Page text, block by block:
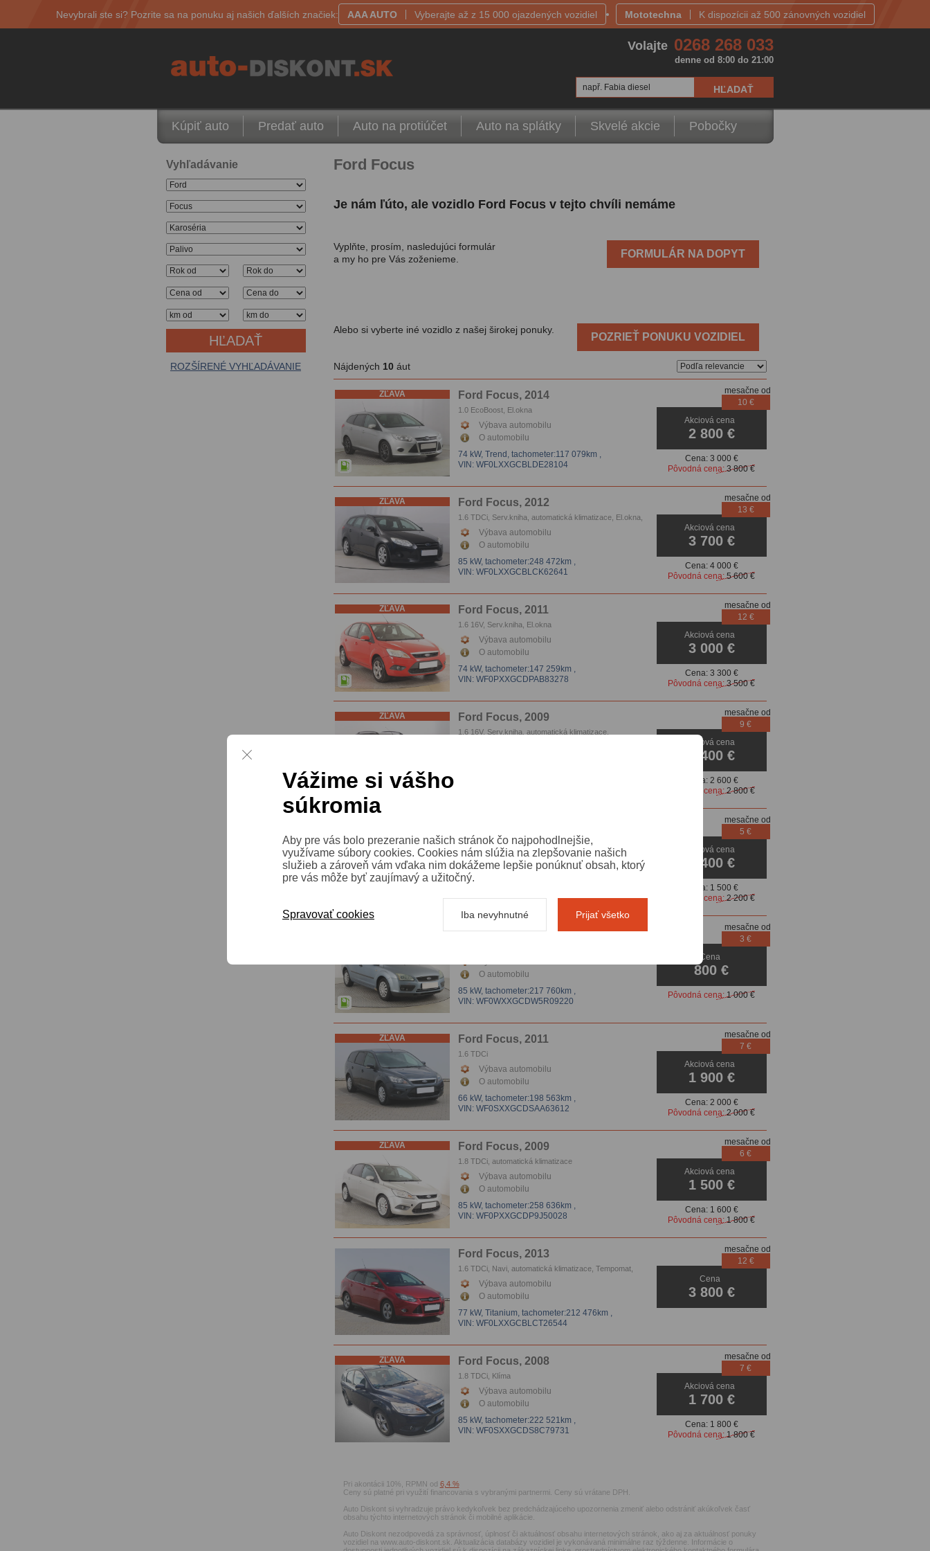
Nevybrali ste si? Pozrite sa na ponuku aj našich ďalších značiek: AAA AUTO Vyberajte až z 15 000 ojazdených vozidiel Mototechna K dispozícii až 500 zánovných vozidiel
např. Fabia diesel
Vyhľadávanie
ROZŠÍRENÉ VYHĽADÁVANIE
Ford Focus
Je nám ľúto, ale vozidlo Ford Focus v tejto chvíli nemáme
FORMULÁR NA DOPYT
Vyplňte, prosím, nasledujúci formulár
a my ho pre Vás zoženieme.
POZRIEŤ PONUKU VOZIDIEL
Alebo si vyberte iné vozidlo z našej širokej ponuky.
Nájdených 10áut
ZĽAVA Ford Focus, 2014
1.0 EcoBoost, El.okna
Výbava automobilu
O automobilu
74 kW, Trend, tachometer:117 079km ,
VIN: WF0LXXGCBLDE28104
Akciová cena
2 800 €
mesačne od
10 €
Cena:3 000 €
Pôvodná cena:3 800 €
ZĽAVA Ford Focus, 2012
1.6 TDCi, Serv.kniha, automatická klimatizace, El.okna,
Vyhrievanie sedačiek
Výbava automobilu
O automobilu
85 kW, tachometer:248 472km ,
VIN: WF0LXXGCBLCK62641
Akciová cena
3 700 €
mesačne od
13 €
Cena:4 000 €
Pôvodná cena:5 600 €
ZĽAVA Ford Focus, 2011
1.6 16V, Serv.kniha, El.okna
Výbava automobilu
O automobilu
74 kW, tachometer:147 259km ,
VIN: WF0PXXGCDPAB83278
Akciová cena
3 000 €
mesačne od
12 €
Cena:3 300 €
Pôvodná cena:3 500 €
ZĽAVA Ford Focus, 2009
1.6 16V, Serv.kniha, automatická klimatizace,
Akciová cena
2 400 €
mesačne od
9 €
Cena:2 600 €
Pôvodná cena:2 800 €
1.6 TDCi, automatická klimatizace
Výbava automobilu
O automobilu
80 kW, Ghia,
Akciová cena
1 400 €
mesačne od
5 €
Cena:1 500 €
Pôvodná cena:2 200 €
Ford Focus, 2006
O automobilu
85 kW, tachometer:217 760km ,
VIN: WF0WXXGCDW5R09220
Cena
800 €
mesačne od
3 €
Pôvodná cena:1 000 €
ZĽAVA Ford Focus, 2011
1.6 TDCi
Výbava automobilu
O automobilu
66 kW, tachometer:198 563km ,
VIN: WF0SXXGCDSAA63612
Akciová cena
1 900 €
mesačne od
7 €
Cena:2 000 €
Pôvodná cena:2 000 €
ZĽAVA Ford Focus, 2009
1.8 TDCi, automatická klimatizace
Výbava automobilu
O automobilu
85 kW, tachometer:258 636km ,
VIN: WF0PXXGCDP9J50028
Akciová cena
1 500 €
mesačne od
6 €
Cena:1 600 €
Pôvodná cena:1 800 €
Ford Focus, 2013
1.6 TDCi, Navi, automatická klimatizace, Tempomat,
El.okna, Parkovacie senzory
Výbava automobilu
O automobilu
77 kW, Titanium, tachometer:212 476km ,
VIN: WF0LXXGCBLCT26544
Cena
3 800 €
mesačne od
12 €
ZĽAVA Ford Focus, 2008
1.8 TDCi, Klíma
Výbava automobilu
O automobilu
85 kW, tachometer:222 521km ,
VIN: WF0SXXGCDS8C79731
Akciová cena
1 700 €
mesačne od
7 €
Cena:1 800 €
Pôvodná cena:1 800 €
Pri akontácii 10%, RPMN od 6,4 %
Ceny sú platné pri využití financovania s vybranými partnermi. Ceny sú vrátane DPH.
Auto Diskont si vyhradzuje právo kedykoľvek bez predchádzajúceho upozornenia zmeniť alebo odstrániť akúkoľvek časť
obsahu týchto internetových stránok či mobilné aplikácie.
Auto Diskont nezodpovedá za správnosť, úplnosť či aktuálnosť obsahu internetových stránok, ako aj za aktuálnosť ponuky
vozidiel na www.auto-diskont.sk. Aktualizácia databázy vozidiel je vykonávaná minimálne raz týždenne. Informácie o
Kúpiť auto Predať auto Auto na protiúčet Auto na splátky Skvelé akcie Pobočky
Volajte 0268 268 033
denne od 8:00 do 21:00
Vážime si vášho
súkromia
Aby pre vás bolo prezeranie našich stránok čo najpohodlnejšie,
využívame súbory cookies. Cookies nám slúžia na zlepšovanie našich
služieb a zároveň vám vďaka nim dokážeme lepšie ponúknuť obsah, ktorý
pre vás môže byť zaujímavý a užitočný.
Spravovať cookies Iba nevyhnutné Prijať všetko